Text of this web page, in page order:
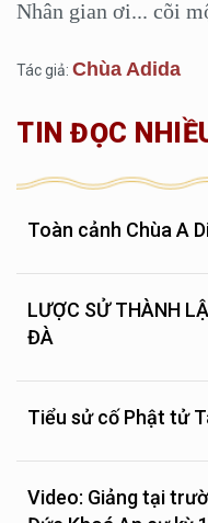
Nhân gian ơi... cõi
Tác giả: Chùa Adida
TIN ĐỌC
Toàn cảnh Chùa A
LƯỢC SỬ THÀNH
ĐÀ
Tiểu sử cố Phật tử
Video: Giảng tại